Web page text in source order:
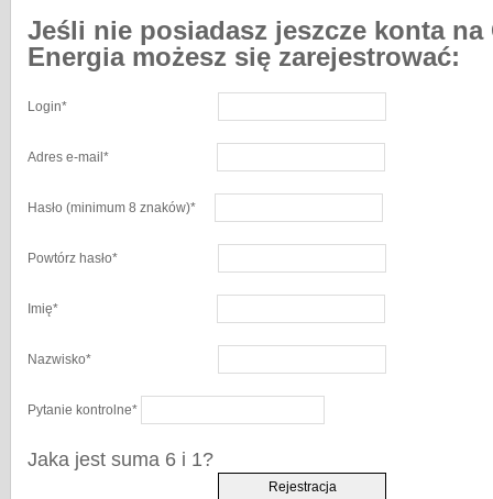
Jeśli nie posiadasz jeszcze konta na
Energia możesz się zarejestrować:
Login*
Adres e-mail *
Hasło (minimum 8 znaków)*
Powtórz hasło*
Imię*
Nazwisko*
Pytanie kontrolne*
Jaka jest suma 6 i 1?